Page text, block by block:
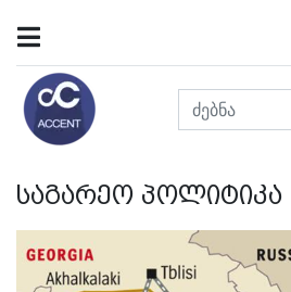
საგარეო პოლიტიკა